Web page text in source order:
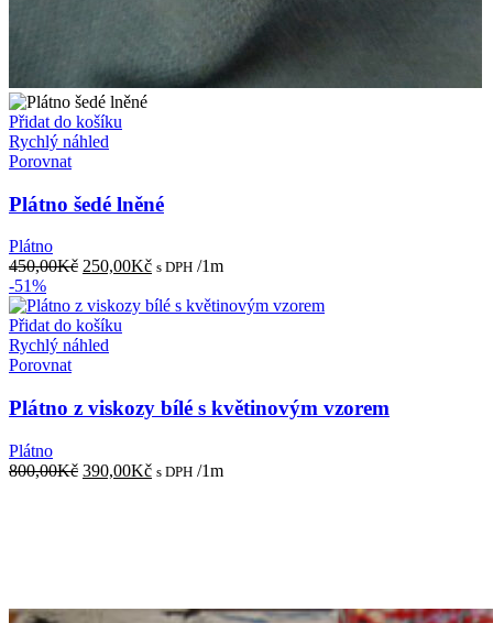
Přidat do košíku
Rychlý náhled
Porovnat
Plátno šedé lněné
Plátno
450,00Kč Původní
byla:
450,00Kč.
250,00KčAktuální
je:
s DPH /1m
-51%
Přidat do košíku
Rychlý náhled
Porovnat
Plátno z viskozy bílé s květinovým vzorem
Plátno
800,00Kč Původní
390,00KčAktuální
s DPH /1m